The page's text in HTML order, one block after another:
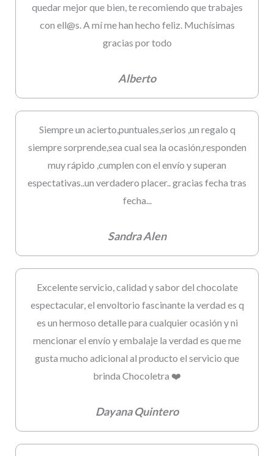
quedar mejor que bien, te recomiendo que trabajes
con ell@s. A mí me han hecho feliz. Muchísimas
gracias por todo
Alberto
Siempre un acierto,puntuales,serios ,un regalo q
siempre sorprende,sea cual sea la ocasión,responden
muy rápido ,cumplen con el envío y superan
espectativas..un verdadero placer.. gracias fecha tras
fecha...
Sandra Alen
Excelente servicio, calidad y sabor del chocolate
espectacular, el envoltorio fascinante la verdad es q
es un hermoso detalle para cualquier ocasión y ni
mencionar el envío y embalaje la verdad es que me
gusta mucho adicional al producto el servicio que
brinda Chocoletra ❤️
Dayana Quintero